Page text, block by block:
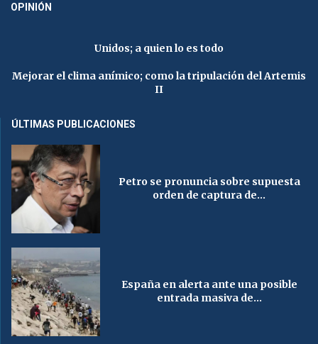
OPINIÓN
Unidos; a quien lo es todo
Mejorar el clima anímico; como la tripulación del Artemis
II
ÚLTIMAS PUBLICACIONES
Petro se pronuncia sobre supuesta
orden de captura de...
España en alerta ante una posible
entrada masiva de...